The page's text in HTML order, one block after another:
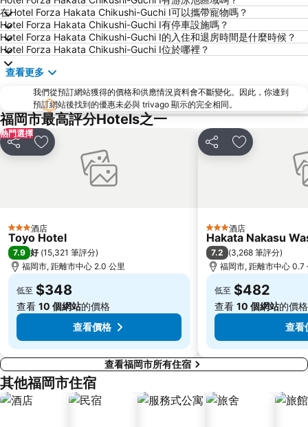
Higashihie Station
Minami Fukuoka Station
Nishitetsu Kurume Station
Chiyo-Kenchoguchi Station
Nishitetsu Hall
Kyushu National Museum
Sakurai Futamigaura
Dazaifu Tenmangu Shrine
在Hotel Forza Hakata Chikushi-Guchi Ⅰ可以攜帶寵物嗎？
Hotel Forza Hakata Chikushi-Guchi Ⅰ有停車設施嗎？
Hotel Forza Hakata Chikushi-Guchi Ⅰ的入住和退房時間是什麼時候？
Hotel Forza Hakata Chikushi-Guchi Ⅰ位於哪裡？
查看更多
我們從預訂網站獲得的價格和供應情況資料會不斷變化。因此，你連到
預訂網站後找到的優惠未必與 trivago 顯示的完全相同。
福岡市最高評分Hotels之一
熱門選擇
分享 放到收藏夾
3 星級酒店
Toyo Hotel
7.9 好 (15,321 筆評分)
福岡市, 距離市中心 2.0 公里
低至 $348
查看 10 個網站的價格
查看價格
分享 放到收藏夾
3 星級酒店
Hakata Nakasu
7.2 (3,268 筆評分)
福岡市, 距離市中心 0.7
低至 $482
查看 10 個網站的價格
查看
查看福岡市所有住宿
其他福岡市住宿